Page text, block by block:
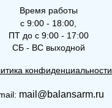
Время работы
с 9:00 - 18:00,
ПТ до с 9:00 - 17:00
СБ - ВС выходной
конфиденциальности
mail@balansarm.ru